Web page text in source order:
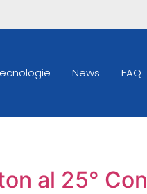
News FAQ
al 25°